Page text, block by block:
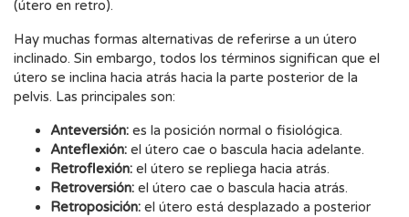
(útero en retro).
Hay muchas formas alternativas de referirse a un útero
inclinado. Sin embargo, todos los términos significan que el
útero se inclina hacia atrás hacia la parte posterior de la
pelvis. Las principales son:
Anteversión: es la posición normal o fisiológica.
Anteflexión: el útero cae o bascula hacia adelante.
Retroflexión: el útero se repliega hacia atrás.
Retroversión: el útero cae o bascula hacia atrás.
Retroposición: el útero está desplazado a posterior